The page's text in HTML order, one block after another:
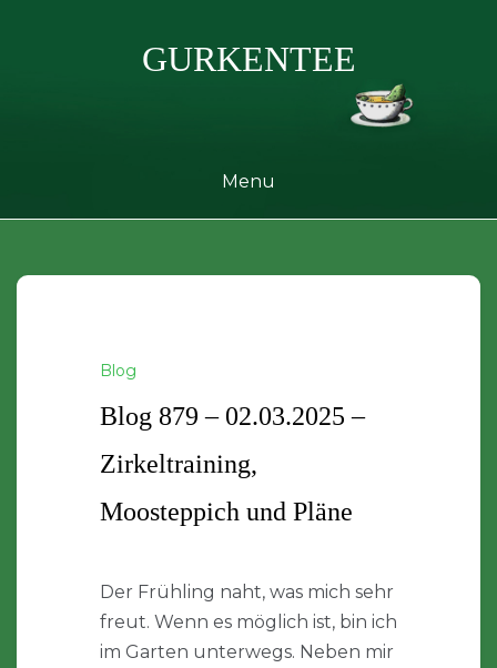
GURKENTEE
Menu
Blog
Blog 879 – 02.03.2025 –
Zirkeltraining,
Moosteppich und Pläne
Der Frühling naht, was mich sehr
freut. Wenn es möglich ist, bin ich
im Garten unterwegs. Neben mir